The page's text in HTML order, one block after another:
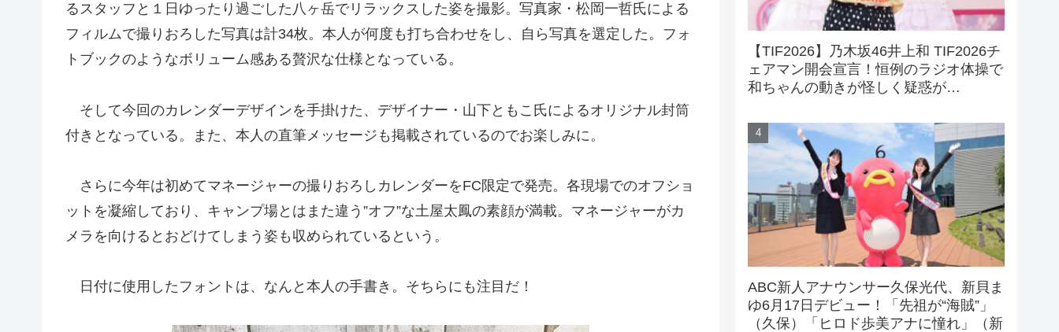
るスタッフと１日ゆったり過ごした八ヶ岳でリラックスした姿を撮影。写真家・松岡一哲氏による
フィルムで撮りおろした写真は計34枚。本人が何度も打ち合わせをし、自ら写真を選定した。フォ
トブックのようなボリューム感ある贅沢な仕様となっている。
そして今回のカレンダーデザインを手掛けた、デザイナー・山下ともこ氏によるオリジナル封筒
付きとなっている。また、本人の直筆メッセージも掲載されているのでお楽しみに。
さらに今年は初めてマネージャーの撮りおろしカレンダーをFC限定で発売。各現場でのオフショ
ットを凝縮しており、キャンプ場とはまた違う”オフ”な土屋太鳳の素顔が満載。マネージャーがカ
メラを向けるとおどけてしまう姿も収められているという。
日付に使用したフォントは、なんと本人の手書き。そちらにも注目だ！
【TIF2026】乃木坂46井上和 TIF2026チ
ェアマン開会宣言！恒例のラジオ体操で
和ちゃんの動きが怪しく疑惑が…
ABC新人アナウンサー久保光代、新貝ま
ゆ6月17日デビュー！「先祖が“海賊”」
（久保）「ヒロド歩美アナに憧れ」（新